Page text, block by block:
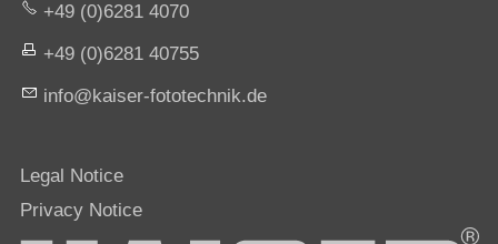
+49 (0)6281 4070
+49 (0)6281 40755
nf
k s r-f t t chn k d
Legal Notice
Privacy Notice